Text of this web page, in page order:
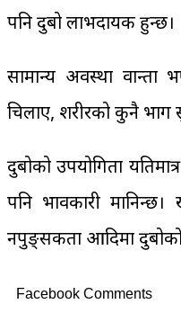
पनि दुबो लाभदायक हुन्छ।
सामान्य अवस्था वान्ता
चिलाए, शरीरको कुनै भाग
दुबोको उपयोगिता
पनि प्रभावकारी
नपुङ्सकता आदिमा
Facebook Comments